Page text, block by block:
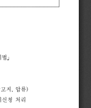
법 ｣
지 압류)
신청 처리